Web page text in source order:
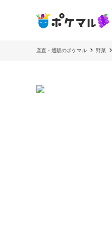
産直・通販のポケマル 野菜